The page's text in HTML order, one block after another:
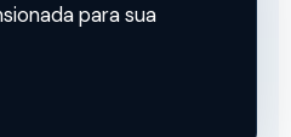
para sua